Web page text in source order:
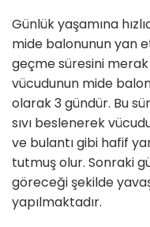
Günlük yaşamına
mide balonunun yan
geçme süresini
vücudunun mide
olarak 3 gündür. Bu
sıvı beslenerek
ve bulantı gibi hafif
tutmuş olur. Sonraki
göreceği şekilde
yapılmaktadır.